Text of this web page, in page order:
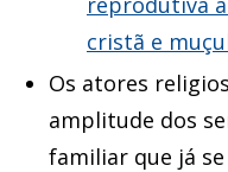
cristã e
Os atores
amplitude dos
familiar que já